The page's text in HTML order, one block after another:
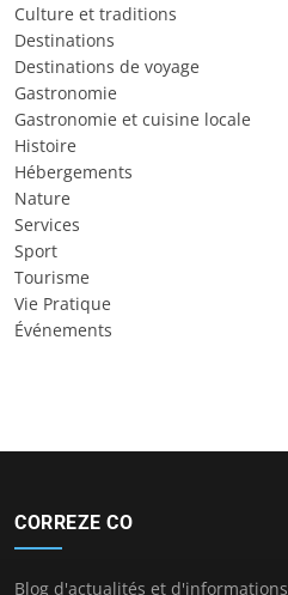
Culture et traditions
Destinations
Destinations de voyage
Gastronomie
Gastronomie et cuisine locale
Histoire
Hébergements
Nature
Services
Sport
Tourisme
Vie Pratique
Événements
CORREZE CO
Blog d'actualités et d'informations